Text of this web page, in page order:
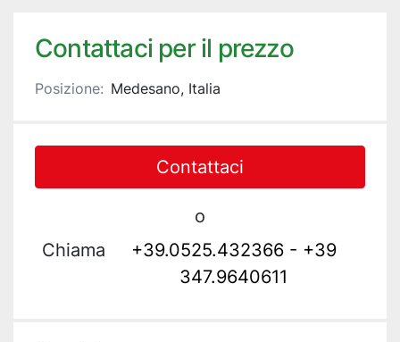
Contattaci per il prezzo
Posizione: Medesano, Italia
Contattaci
o
Chiama
+39.0525.432366 - +39
347.9640611